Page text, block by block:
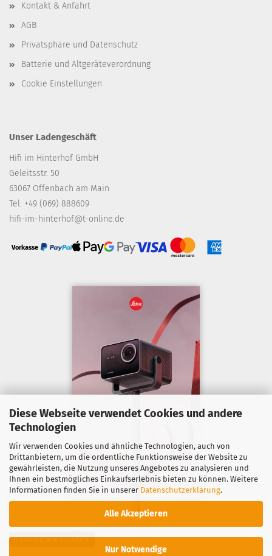
Diese Webseite verwendet Cookies und andere
Technologien
Wir verwenden Cookies und ähnliche Technologien, auch von
Drittanbietern, um die ordentliche Funktionsweise der Website zu
gewährleisten, die Nutzung unseres Angebotes zu analysieren und
Ihnen ein bestmögliches Einkaufserlebnis bieten zu können. Weitere
Informationen finden Sie in unserer Datenschutzerklärung.
Alle Akzeptieren
Nur Notwendige
Kontakt & Anfahrt
AGB
Privatsphäre und Datenschutz
Batterie und Altgeräteverordnung
Cookie Einstellungen
Unser Ladengeschäft
Hifi im Hinterhof GmbH
Geleitsstr. 50
63067 Offenbach am Main
Tel. +49 (069) 888609
hifi-im-hinterhof@t-online.de
Vorkasse
Vertrag widerrufen